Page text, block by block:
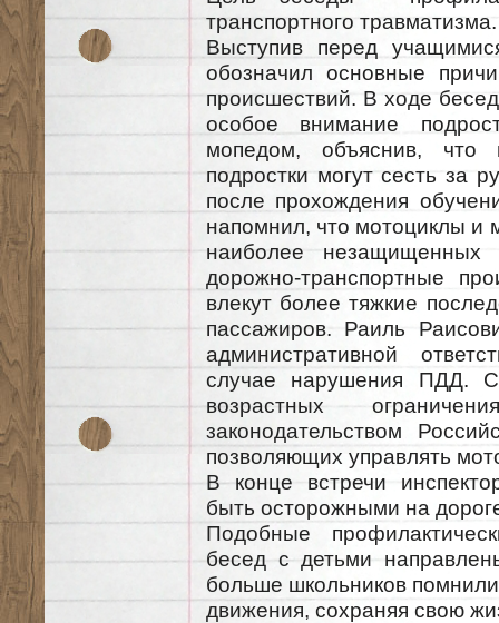
транспортного травматизма.
Выступив перед
обозначил основные
происшествий. В ходе
особое внимание
мопедом, объяснив, что
подростки могут сесть за
после прохождения
напомнил, что мотоциклы и
наиболее незащищенных
дорожно-транспортные
влекут более тяжкие
пассажиров. Раиль
административной
случае нарушения ПДД.
возрастных
законодательством
позволяющих управлять
В конце встречи
быть осторожными на
Подобные
бесед с детьми
больше школьников
движения, сохраняя свою